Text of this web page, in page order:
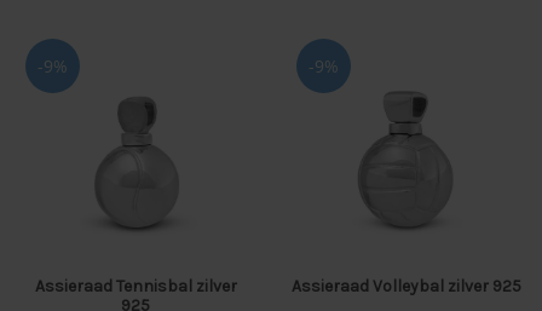
-9%
Assieraad Tennisbal zilver
925
-9%
Assieraad Volleybal zilver 925